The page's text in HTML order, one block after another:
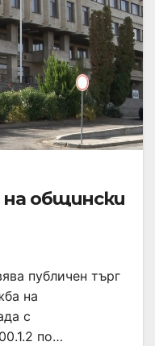
на общински
публичен търг
на
с
по…